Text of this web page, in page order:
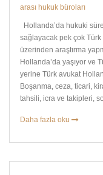
arası hukuk büroları
Hollanda’da hukuki
sağlayacak pek çok
üzerinden araştırma
Hollanda’da yaşıyor ve
yerine Türk avukat
Boşanma, ceza, ticari,
tahsili, icra ve takipleri,
Daha fazla oku